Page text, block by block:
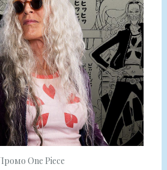
One Piece